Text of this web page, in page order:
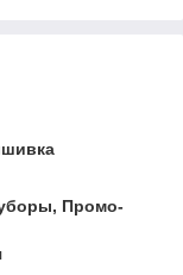
Промо-